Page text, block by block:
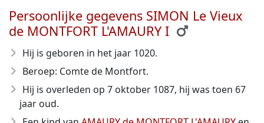
Persoonlijke gegevens SIMON Le Vieux
de MONTFORT L'AMAURY I
Hij is geboren in het jaar 1020.
Beroep: Comte de Montfort.
Hij is overleden op 7 oktober 1087, hij was toen 67
jaar oud.